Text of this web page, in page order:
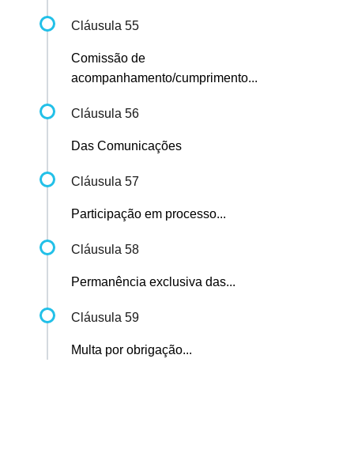
Cláusula 55
Comissão de
acompanhamento/cumprimento...
Cláusula 56
Das Comunicações
Cláusula 57
Participação em processo...
Cláusula 58
Permanência exclusiva das...
Cláusula 59
Multa por obrigação...